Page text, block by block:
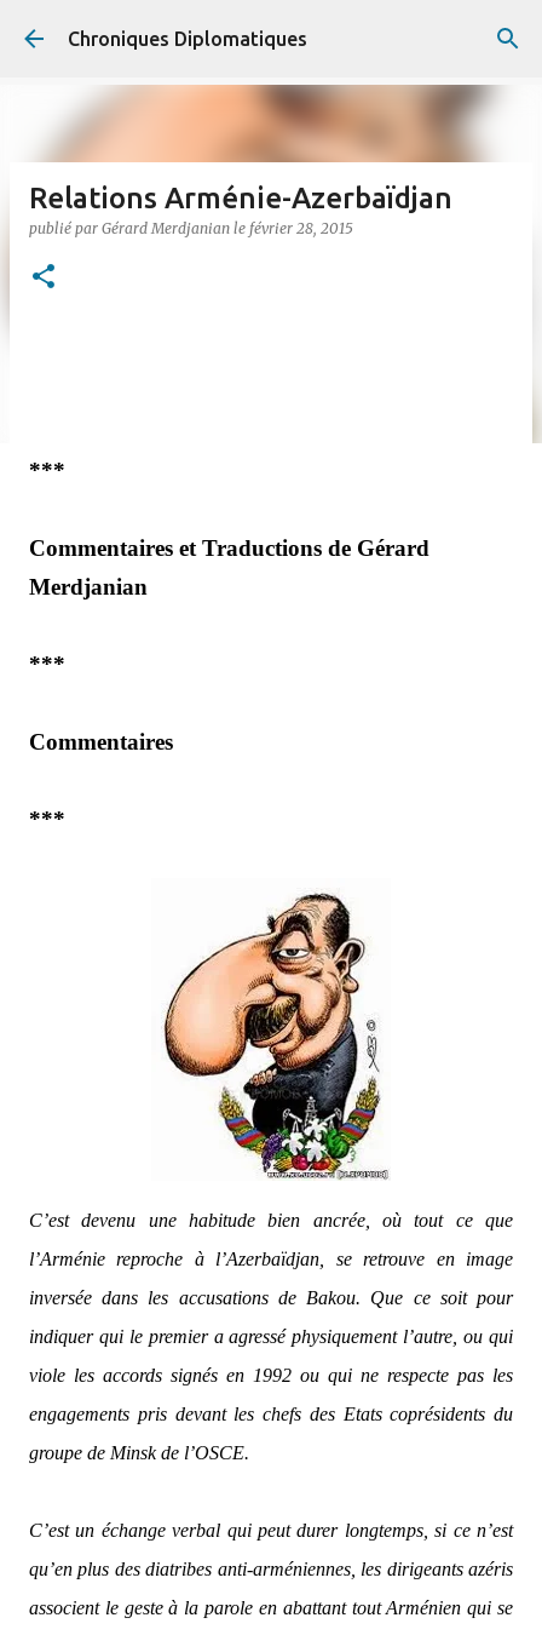
Accéder au contenu principal
Chroniques Diplomatiques
Relations Arménie-Azerbaïdjan
publié par Gérard Merdjanian le février 28, 2015
***
Commentaires et Traductions de Gérard
Merdjanian
***
Commentaires
***
C’est devenu une habitude bien ancrée, où tout ce que
l’Arménie reproche à l’Azerbaïdjan, se retrouve en image
inversée dans les accusations de Bakou. Que ce soit pour
indiquer qui le premier a agressé physiquement l’autre, ou qui
viole les accords signés en 1992 ou qui ne respecte pas les
engagements pris devant les chefs des Etats coprésidents du
groupe de Minsk de l’OSCE.
C’est un échange verbal qui peut durer longtemps, si ce n’est
qu’en plus des diatribes anti-arméniennes, les dirigeants azéris
associent le geste à la parole en abattant tout Arménien qui se